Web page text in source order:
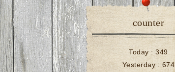
counter
Today :349
Yesterday : 674